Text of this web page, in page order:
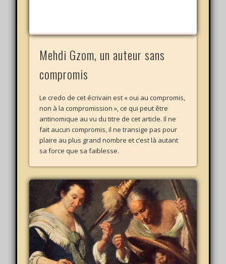
Mehdi Gzom, un auteur sans
compromis
Le credo de cet écrivain est « oui au compromis,
non à la compromission », ce qui peut être
antinomique au vu du titre de cet article. Il ne
fait aucun compromis, il ne transige pas pour
plaire au plus grand nombre et c’est là autant
sa force que sa faiblesse.